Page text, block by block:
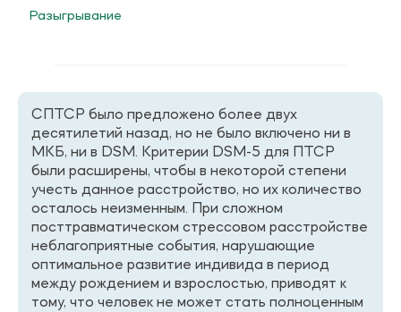
Разыгрывание
СПТСР было предложено более двух
десятилетий назад, но не было включено ни в
МКБ, ни в DSM. Критерии DSM-5 для ПТСР
были расширены, чтобы в некоторой степени
учесть данное расстройство, но их количество
осталось неизменным. При сложном
посттравматическом стрессовом расстройстве
неблагоприятные события, нарушающие
оптимальное развитие индивида в период
между рождением и взрослостью, приводят к
тому, что человек не может стать полноценным